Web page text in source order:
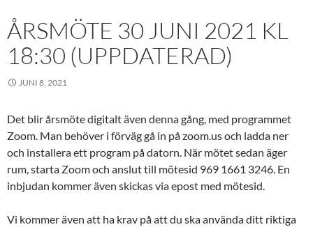
ÅRSMÖTE 30 JUNI 2021 KL
18:30 (UPPDATERAD)
JUNI 8, 2021
Det blir årsmöte digitalt även denna gång, med programmet
Zoom. Man behöver i förväg gå in på zoom.us och ladda ner
och installera ett program på datorn. När mötet sedan äger
rum, starta Zoom och anslut till mötesid 969 1661 3246. En
inbjudan kommer även skickas via epost med mötesid.
Vi kommer även att ha krav på att du ska använda ditt riktiga